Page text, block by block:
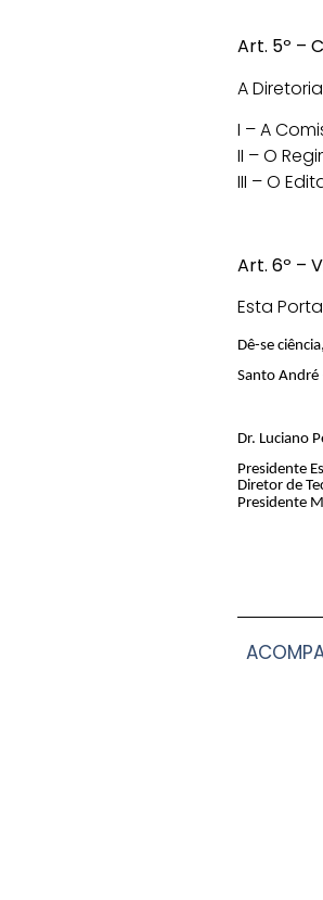
Art. 5º –
A
I – A
II – O
III – O
Art. 6º –
Esta
Dê-se
Santo André
Dr. Luciano
Presidente
Diretor de
Presidente